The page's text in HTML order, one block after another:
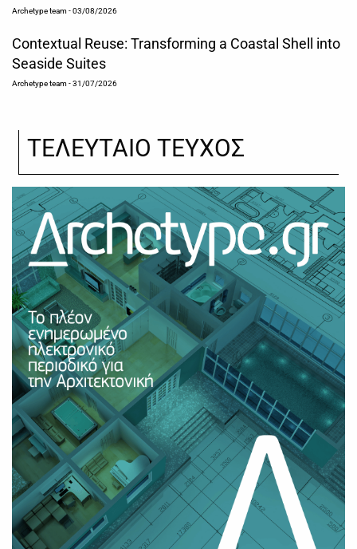
Archetype team- 03/08/2026
Contextual Reuse: Transforming a Coastal Shell into
Seaside Suites
Archetype team- 31/07/2026
ΤΕΛΕΥΤΑΙΟ ΤΕΥΧΟΣ